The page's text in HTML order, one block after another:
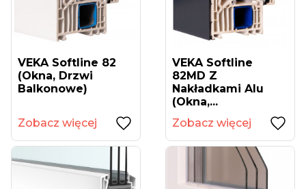
VEKA Softline 82
(okna, Drzwi
Balkonowe)
Zobacz więcej
VEKA Softline
82MD Z
Nakładkami Alu
(okna,...
Zobacz więcej